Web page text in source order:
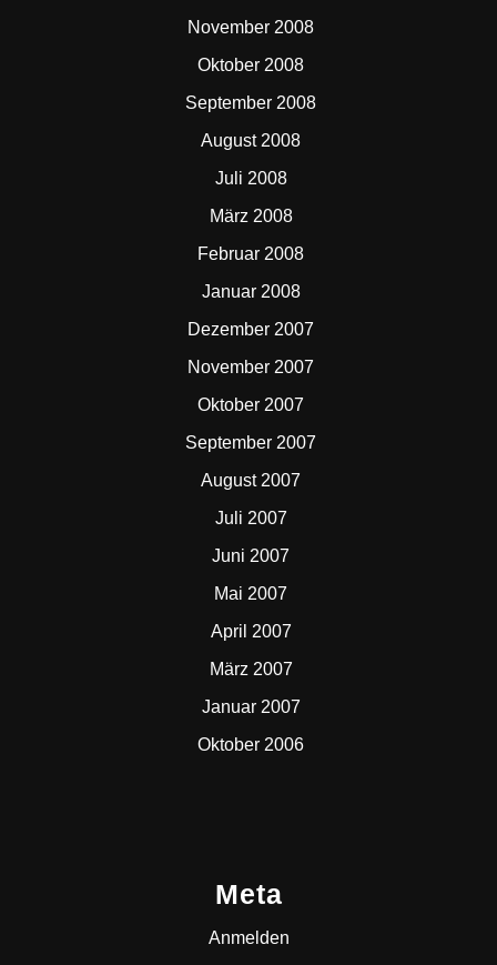
November 2008
Oktober 2008
September 2008
August 2008
Juli 2008
März 2008
Februar 2008
Januar 2008
Dezember 2007
November 2007
Oktober 2007
September 2007
August 2007
Juli 2007
Juni 2007
Mai 2007
April 2007
März 2007
Januar 2007
Oktober 2006
Meta
Anmelden